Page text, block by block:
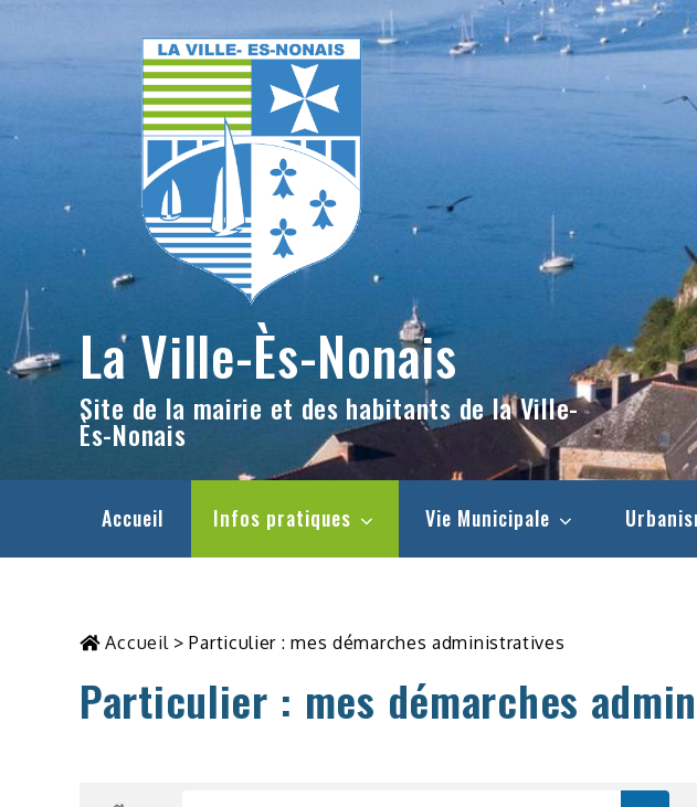
La Ville-Ès-Nonais
Site de la mairie et des habitants de la Ville-
Ès-Nonais
Accueil Infos pratiques Vie Municipale
Accueil >Particulier : mes démarches administratives
Particulier : mes démarches